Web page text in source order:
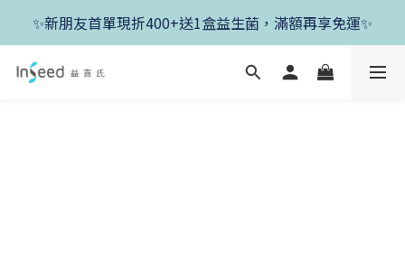
✨新朋友首單現折400+送1盒益生菌，滿額再享免運✨
✨新朋友首單現折400+送1盒益生菌，滿額再享免運✨
✨父親節開跑！好菌任搭8折，滿額加送1盒好菌✨